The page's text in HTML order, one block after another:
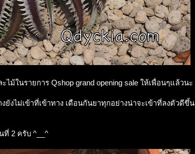
ไม้ในรายการ Qshop grand opening sale ให้เพื่อนๆแล้วนะ
ยังไม่เข้าที่เข้าทาง เดือนกันยาทุกอย่างน่าจะเข้าที่ลงตัวดีขึ้น
ที่ 2 ครับ ^__^